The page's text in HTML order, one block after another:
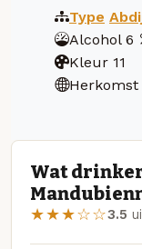
Type
Alcohol 6
Kleur 11
Herkomst
Wat
★★★☆☆3.5